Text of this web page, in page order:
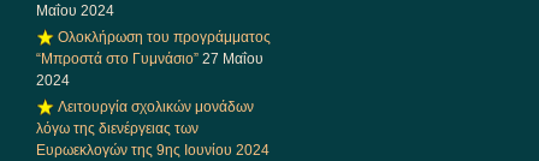
Μαΐου 2024
Ολοκλήρωση του προγράμματος
“Μπροστά στο Γυμνάσιο” 27 Μαΐου
2024
Λειτουργία σχολικών μονάδων
λόγω της διενέργειας των
Ευρωεκλογών της 9ης Ιουνίου 2024